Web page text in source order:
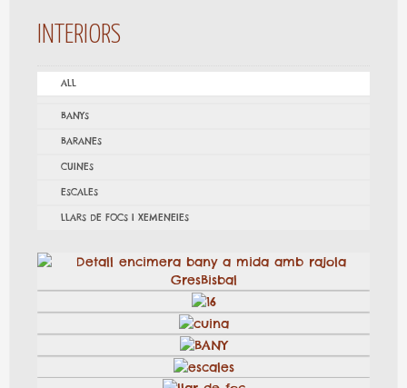
INTERIORS
ALL
BANYS
BARANES
CUINES
ESCALES
LLARS DE FOCS I XEMENEIES